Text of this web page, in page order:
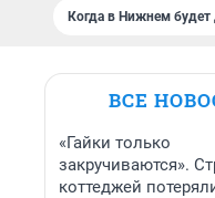
Когда в Нижнем будет
ВСЕ
«Гайки только
закручиваются».
коттеджей